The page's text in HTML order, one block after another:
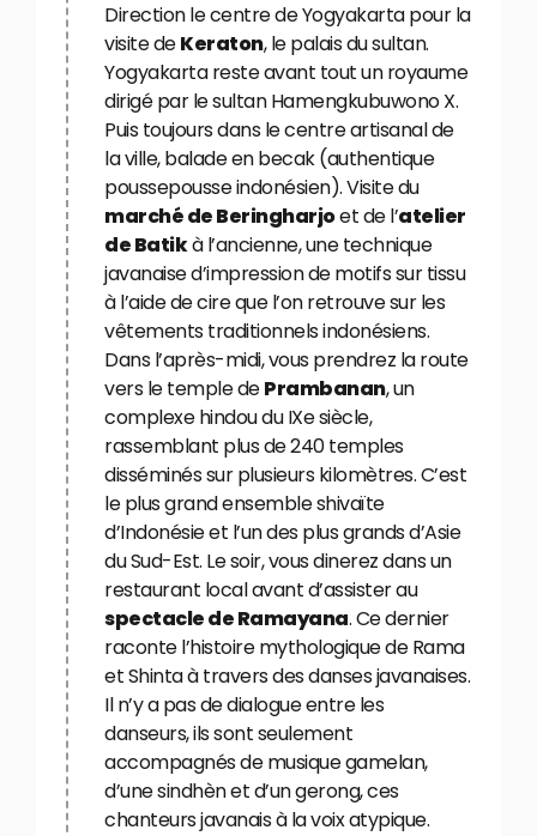
Direction le centre de Yogyakarta pour la
visite deKeraton, le palais du sultan.
Yogyakarta reste avant tout un royaume
dirigé par le sultan Hamengkubuwono X.
Puis toujours dans le centre artisanal de
la ville, balade en becak (authentique
poussepousse indonésien). Visite du
marché de Beringharjoet de l’atelier
de Batikà l’ancienne, une technique
javanaise d’impression de motifs sur tissu
à l’aide de cire que l’on retrouve sur les
vêtements traditionnels indonésiens.
Dans l’après-midi, vous prendrez la route
vers le temple dePrambanan, un
complexe hindou du IXe siècle,
rassemblant plus de 240 temples
disséminés sur plusieurs kilomètres. C’est
le plus grand ensemble shivaïte
d’Indonésie et l’un des plus grands d’Asie
du Sud-Est. Le soir, vous dinerez dans un
restaurant local avant d’assister au
spectacle de Ramayana. Ce dernier
raconte l’histoire mythologique de Rama
et Shinta à travers des danses javanaises.
Il n’y a pas de dialogue entre les
danseurs, ils sont seulement
accompagnés de musique gamelan,
d’une sindhèn et d’un gerong, ces
chanteurs javanais à la voix atypique.